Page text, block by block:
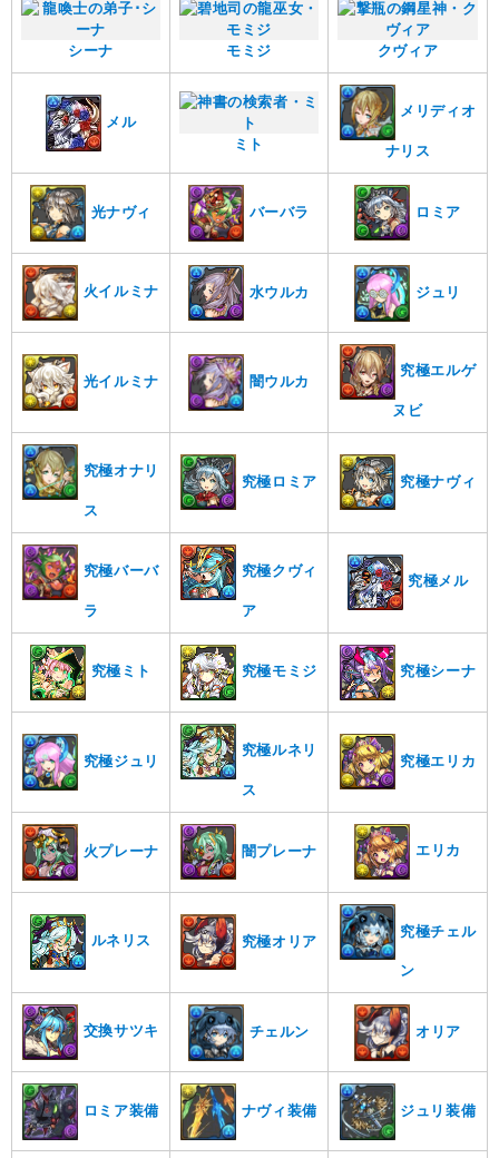
シーナ モミジ クヴィア
メル
ミト
メリディオ
ナリス
光ナヴィ バーバラ ロミア
火イルミナ 水ウルカ ジュリ
光イルミナ 闇ウルカ
究極エルゲ
ヌビ
究極オナリ
ス
究極ロミア 究極ナヴィ
究極バーバ
ラ
究極クヴィ
ア
究極メル
究極ミト 究極モミジ 究極シーナ
究極ジュリ
究極ルネリ
ス
究極エリカ
火プレーナ 闇プレーナ エリカ
ルネリス 究極オリア
究極チェル
ン
交換サツキ チェルン オリア
ロミア装備 ナヴィ装備 ジュリ装備